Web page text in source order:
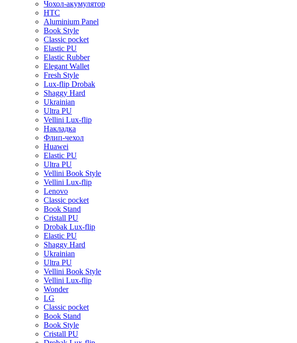
Чохол-акумулятор
HTC
Aluminium Panel
Book Style
Classic pocket
Elastic PU
Elastic Rubber
Elegant Wallet
Fresh Style
Lux-flip Drobak
Shaggy Hard
Ukrainian
Ultra PU
Vellini Lux-flip
Накладка
Флип-чехол
Huawei
Elastic PU
Ultra PU
Vellini Book Style
Vellini Lux-flip
Lenovo
Classic pocket
Book Stand
Cristall PU
Drobak Lux-flip
Elastic PU
Shaggy Hard
Ukrainian
Ultra PU
Vellini Book Style
Vellini Lux-flip
Wonder
LG
Classic pocket
Book Stand
Book Style
Cristall PU